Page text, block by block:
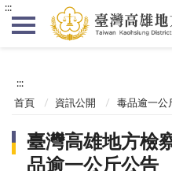
:::
:::
首頁 資訊公開 毒品逾一公
臺灣高雄地方檢
品逾一公斤公告